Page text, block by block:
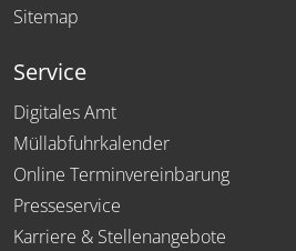
Sitemap
Service
Digitales Amt
Müllabfuhrkalender
Online Terminvereinbarung
Presseservice
Karriere & Stellenangebote